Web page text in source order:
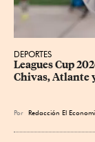
DEPORTES
Leagues Cup
Chivas, Atlante
Por Redacción El